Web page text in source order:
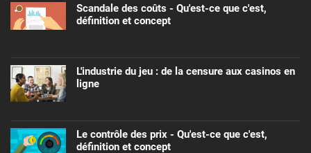
Scandale des coûts - Qu'est-ce que c'est,
définition et concept
L'industrie du jeu : de la censure aux casinos en
ligne
Le contrôle des prix - Qu'est-ce que c'est,
définition et concept